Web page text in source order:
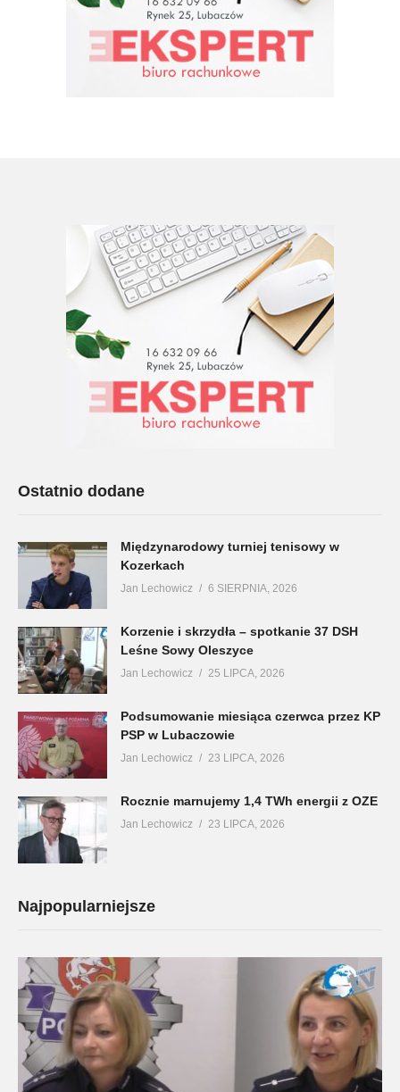
Ostatnio dodane
Międzynarodowy turniej tenisowy w
Kozerkach
Jan Lechowicz 6 SIERPNIA, 2026
Korzenie i skrzydła – spotkanie 37 DSH
Leśne Sowy Oleszyce
Jan Lechowicz 25 LIPCA, 2026
Podsumowanie miesiąca czerwca przez KP
PSP w Lubaczowie
Jan Lechowicz 23 LIPCA, 2026
Rocznie marnujemy 1,4 TWh energii z OZE
Jan Lechowicz 23 LIPCA, 2026
Najpopularniejsze